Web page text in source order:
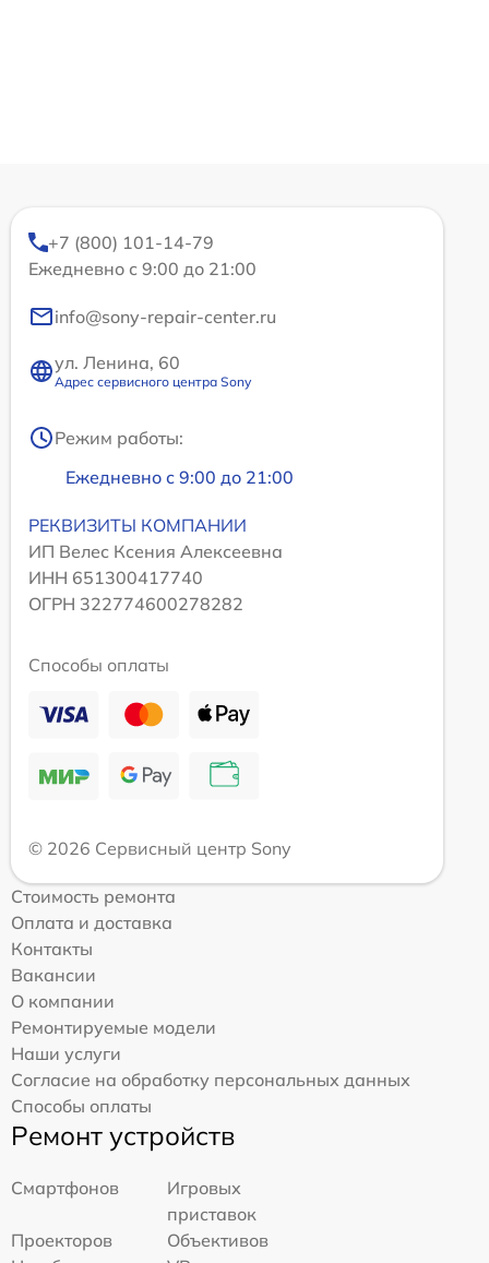
+7 (800) 101-14-79
Ежедневно с 9:00 до 21:00
info@sony-repair-center.ru
ул. Ленина, 60
Адрес сервисного центра Sony
Режим работы:
Ежедневно с 9:00 до 21:00
РЕКВИЗИТЫ КОМПАНИИ
ИП Велес Ксения Алексеевна
ИНН 651300417740
ОГРН 322774600278282
Способы оплаты
© 2026 Сервисный центр Sony
Стоимость ремонта
Оплата и доставка
Контакты
Вакансии
О компании
Ремонтируемые модели
Наши услуги
Согласие на обработку персональных данных
Способы оплаты
Ремонт устройств
Смартфонов
Игровых
приставок
Проекторов
Объективов